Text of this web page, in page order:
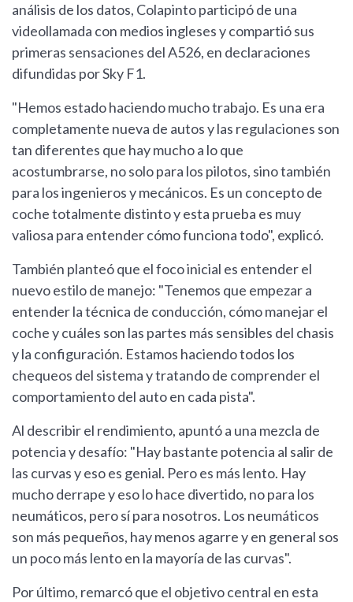
análisis de los datos, Colapinto participó de una
videollamada con medios ingleses y compartió sus
primeras sensaciones del A526, en declaraciones
difundidas por Sky F1.
"Hemos estado haciendo mucho trabajo. Es una era
completamente nueva de autos y las regulaciones son
tan diferentes que hay mucho a lo que
acostumbrarse, no solo para los pilotos, sino también
para los ingenieros y mecánicos. Es un concepto de
coche totalmente distinto y esta prueba es muy
valiosa para entender cómo funciona todo", explicó.
También planteó que el foco inicial es entender el
nuevo estilo de manejo: "Tenemos que empezar a
entender la técnica de conducción, cómo manejar el
coche y cuáles son las partes más sensibles del chasis
y la configuración. Estamos haciendo todos los
chequeos del sistema y tratando de comprender el
comportamiento del auto en cada pista".
Al describir el rendimiento, apuntó a una mezcla de
potencia y desafío: "Hay bastante potencia al salir de
las curvas y eso es genial. Pero es más lento. Hay
mucho derrape y eso lo hace divertido, no para los
neumáticos, pero sí para nosotros. Los neumáticos
son más pequeños, hay menos agarre y en general sos
un poco más lento en la mayoría de las curvas".
Por último, remarcó que el objetivo central en esta